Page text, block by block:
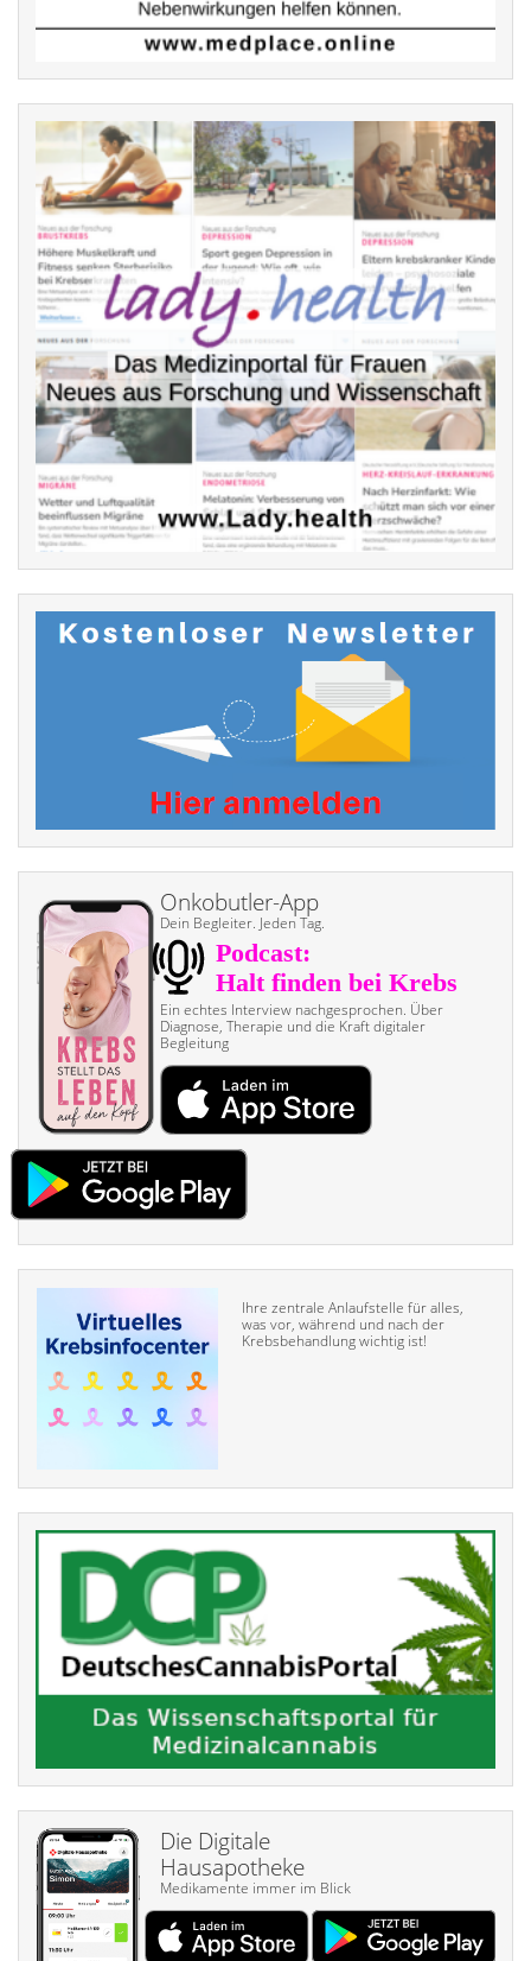
Onkobutler-App
Dein Begleiter. Jeden Tag.
Ein echtes Interview nach­gesprochen. Über
Diagnose, Therapie und die Kraft digitaler
Begleitung
Ihre zentrale Anlaufstelle für alles,
was vor, während und nach der
Krebsbehandlung wichtig ist!
Die Digitale
Hausapotheke
Medikamente immer im Blick